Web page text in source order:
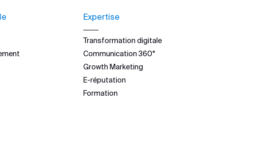
Expertise
Transformation digitale
Communication 360°
Growth Marketing
E-réputation
Formation